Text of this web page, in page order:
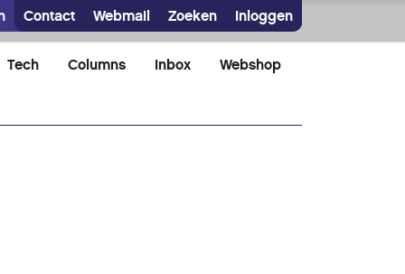
Contact Webmail Zoeken Inloggen
Tech Columns Inbox Webshop